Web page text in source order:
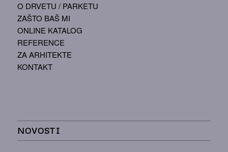
O DRVETU / PARKETU
ZAŠTO BAŠ MI
ONLINE KATALOG
REFERENCE
ZA ARHITEKTE
KONTAKT
NOVOSTI